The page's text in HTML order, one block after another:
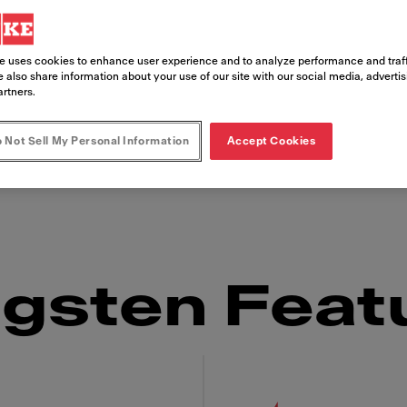
Team von Franke Smallwares hilft Ihnen
Arbeitsabläufe in Ihrer Küche benötigen –
liegt, erleichtert den fordernden
uses cookies to enhance user experience and to analyze performance and
also share information about your use of our site with our social media,
Not Sell My Personal Information Accept Cookies